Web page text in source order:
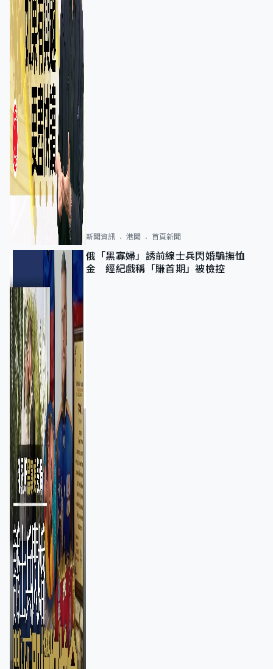
新聞資訊 港聞 首頁新聞
俄「黑寡婦」誘前線士兵閃婚騙撫恤
金 經紀戲稱「賺首期」被檢控